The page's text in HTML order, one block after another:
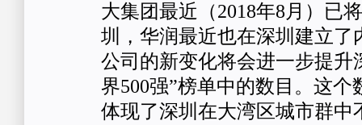
大集团最近（2018年8月）已
圳，华润最近也在深圳建立了
公司的新变化将会进一步提升
界500强”榜单中的数目。这个
体现了深圳在大湾区城市群中